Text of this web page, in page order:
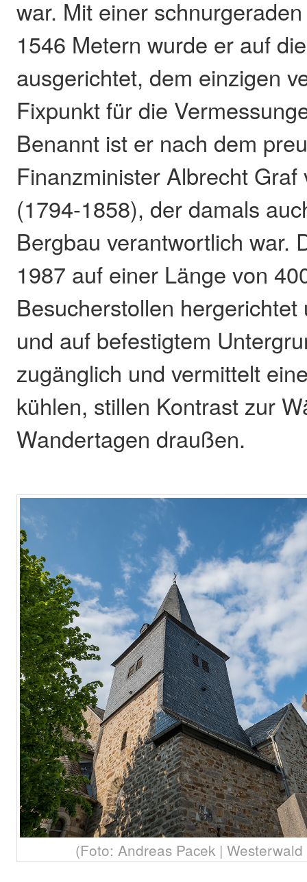
war. Mit einer
1546 Metern wurde er auf
ausgerichtet, dem einzigen
Fixpunkt für die
Benannt ist er nach dem
Finanzminister Albrecht
(1794-1858), der damals
Bergbau verantwortlich war.
1987 auf einer Länge von
Besucherstollen
und auf befestigtem
zugänglich und vermittelt
kühlen, stillen Kontrast zur
Wandertagen draußen.
(Foto: Andreas Pacek |